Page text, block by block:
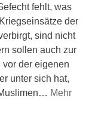
fehlt, was
der
sind nicht
sollen auch zur
der eigenen
unter sich hat,
… Mehr